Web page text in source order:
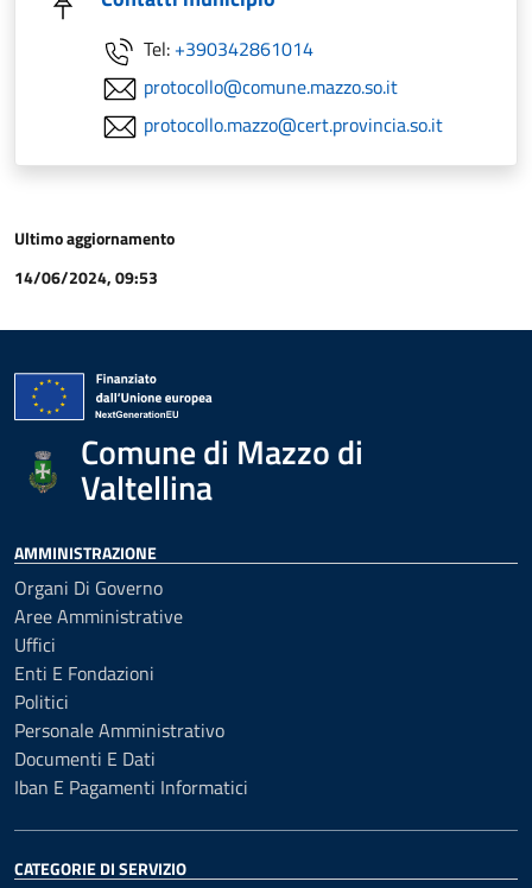
Tel: +390342861014
protocollo@comune.mazzo.so.it
protocollo.mazzo@cert.provincia.so.it
Ultimo aggiornamento
14/06/2024, 09:53
Comune di Mazzo di
Valtellina
AMMINISTRAZIONE
Organi Di Governo
Aree Amministrative
Uffici
Enti E Fondazioni
Politici
Personale Amministrativo
Documenti E Dati
Iban E Pagamenti Informatici
CATEGORIE DI SERVIZIO